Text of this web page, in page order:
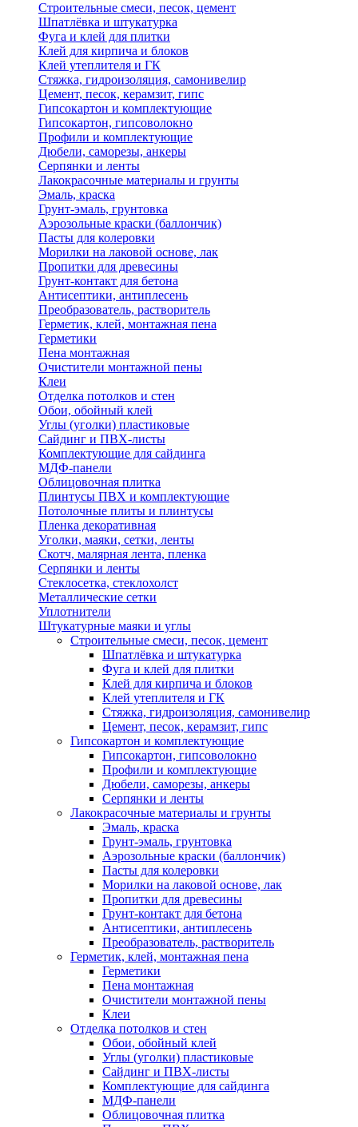
Строительные смеси, песок, цемент
Шпатлёвка и штукатурка
Фуга и клей для плитки
Клей для кирпича и блоков
Клей утеплителя и ГК
Стяжка, гидроизоляция, самонивелир
Цемент, песок, керамзит, гипс
Гипсокартон и комплектующие
Гипсокартон, гипсоволокно
Профили и комплектующие
Дюбели, саморезы, анкеры
Серпянки и ленты
Лакокрасочные материалы и грунты
Эмаль, краска
Грунт-эмаль, грунтовка
Аэрозольные краски (баллончик)
Пасты для колеровки
Морилки на лаковой основе, лак
Пропитки для древесины
Грунт-контакт для бетона
Антисептики, антиплесень
Преобразователь, растворитель
Герметик, клей, монтажная пена
Герметики
Пена монтажная
Очистители монтажной пены
Клеи
Отделка потолков и стен
Обои, обойный клей
Углы (уголки) пластиковые
Сайдинг и ПВХ-листы
Комплектующие для сайдинга
МДФ-панели
Облицовочная плитка
Плинтусы ПВХ и комплектующие
Потолочные плиты и плинтусы
Пленка декоративная
Уголки, маяки, сетки, ленты
Скотч, малярная лента, пленка
Серпянки и ленты
Стеклосетка, стеклохолст
Металлические сетки
Уплотнители
Штукатурные маяки и углы
Строительные смеси, песок, цемент
Шпатлёвка и штукатурка
Фуга и клей для плитки
Клей для кирпича и блоков
Клей утеплителя и ГК
Стяжка, гидроизоляция, самонивелир
Цемент, песок, керамзит, гипс
Гипсокартон и комплектующие
Гипсокартон, гипсоволокно
Профили и комплектующие
Дюбели, саморезы, анкеры
Серпянки и ленты
Лакокрасочные материалы и грунты
Эмаль, краска
Грунт-эмаль, грунтовка
Аэрозольные краски (баллончик)
Пасты для колеровки
Морилки на лаковой основе, лак
Пропитки для древесины
Грунт-контакт для бетона
Антисептики, антиплесень
Преобразователь, растворитель
Герметик, клей, монтажная пена
Герметики
Пена монтажная
Очистители монтажной пены
Клеи
Отделка потолков и стен
Обои, обойный клей
Углы (уголки) пластиковые
Сайдинг и ПВХ-листы
Комплектующие для сайдинга
МДФ-панели
Облицовочная плитка